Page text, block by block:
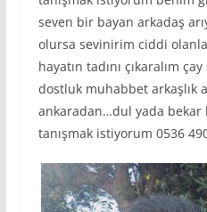
seven bir bayan arkadaş
olursa sevinirim ciddi
hayatın tadını çıkaralım çay
dostluk muhabbet arkaşlık
ankaradan…dul yada bekar
tanışmak istiyorum 0536